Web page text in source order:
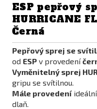
ESP pepřový
HURRICANE
Černá
Pepřový sprej se
od ESP v provedení
Vyměnitelný sprej
gripu se svítilnou.
Mále provedení
dlaň.